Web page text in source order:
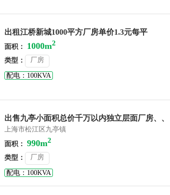
出租江桥新城1000平方厂房单价1.3元每平
面积： 1000m2
类型： 厂房
配电：100KVA
出售九亭小面积总价千万以内独立层面厂房、、
上海市松江区九亭镇
面积： 990m2
类型： 厂房
配电：100KVA